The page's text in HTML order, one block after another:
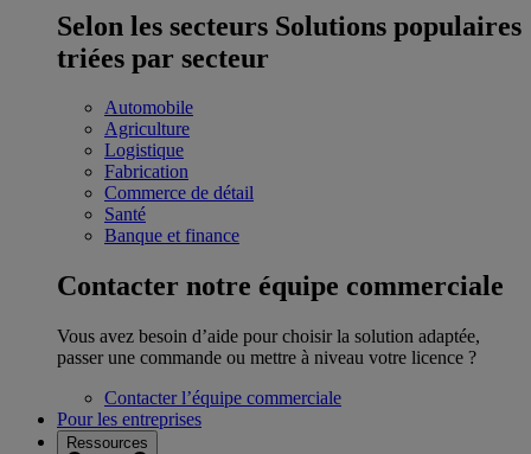
Selon les secteurs Solutions populaires
triées par secteur
Automobile
Agriculture
Logistique
Fabrication
Commerce de détail
Santé
Banque et finance
Contacter notre équipe commerciale
Vous avez besoin d’aide pour choisir la solution adaptée,
passer une commande ou mettre à niveau votre licence ?
Contacter l’équipe commerciale
Pour les entreprises
Ressources